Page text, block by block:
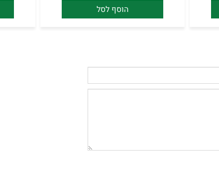
הוסף לסל